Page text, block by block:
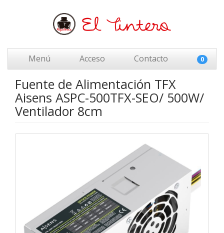
Menú Acceso Contacto 0
Fuente de Alimentación TFX
Aisens ASPC-500TFX-SEO/ 500W/
Ventilador 8cm